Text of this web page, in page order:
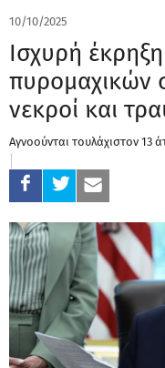
10/10/2025
Ισχυρή
πυρομαχικών
νεκροί και
Αγνοούνται τουλάχιστον 13